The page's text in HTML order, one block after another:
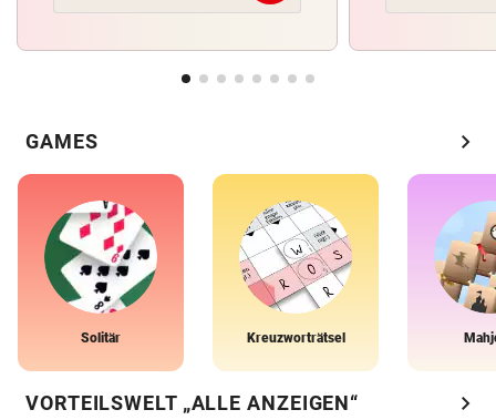
GAMES chevron_right
Solitär Kreuzworträtsel
VORTEILSWELT „ALLE ANZEIGEN“ chevron_right